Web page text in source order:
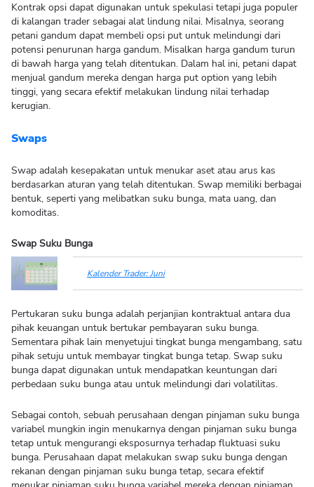
Kontrak opsi dapat digunakan untuk spekulasi tetapi juga populer
di kalangan trader sebagai alat lindung nilai. Misalnya, seorang
petani gandum dapat membeli opsi put untuk melindungi dari
potensi penurunan harga gandum. Misalkan harga gandum turun
di bawah harga yang telah ditentukan. Dalam hal ini, petani dapat
menjual gandum mereka dengan harga put option yang lebih
tinggi, yang secara efektif melakukan lindung nilai terhadap
kerugian.
Swaps
Swap adalah kesepakatan untuk menukar aset atau arus kas
berdasarkan aturan yang telah ditentukan. Swap memiliki berbagai
bentuk, seperti yang melibatkan suku bunga, mata uang, dan
komoditas.
Swap Suku Bunga
Kalender Trader: Juni
Pertukaran suku bunga adalah perjanjian kontraktual antara dua
pihak keuangan untuk bertukar pembayaran suku bunga.
Sementara pihak lain menyetujui tingkat bunga mengambang, satu
pihak setuju untuk membayar tingkat bunga tetap. Swap suku
bunga dapat digunakan untuk mendapatkan keuntungan dari
perbedaan suku bunga atau untuk melindungi dari volatilitas.
Sebagai contoh, sebuah perusahaan dengan pinjaman suku bunga
variabel mungkin ingin menukarnya dengan pinjaman suku bunga
tetap untuk mengurangi eksposurnya terhadap fluktuasi suku
bunga. Perusahaan dapat melakukan swap suku bunga dengan
rekanan dengan pinjaman suku bunga tetap, secara efektif